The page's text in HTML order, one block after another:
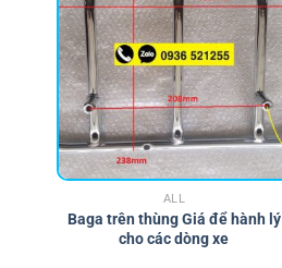
ALL
Baga trên thùng Giá để hành lý
cho các dòng xe